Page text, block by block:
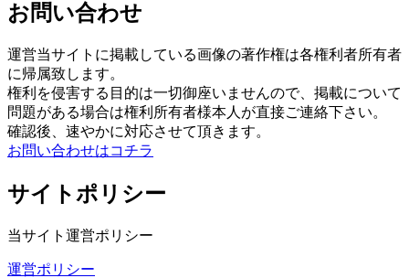
お問い合わせ
運営当サイトに掲載している画像の著作権は各権利者所有者
に帰属致します。
権利を侵害する目的は一切御座いませんので、掲載について
問題がある場合は権利所有者様本人が直接ご連絡下さい。
確認後、速やかに対応させて頂きます。
お問い合わせはコチラ
サイトポリシー
当サイト運営ポリシー
運営ポリシー